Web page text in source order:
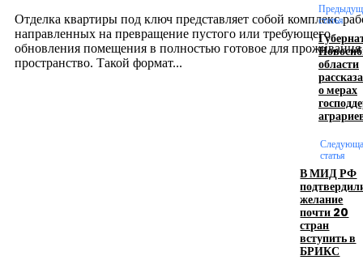
Отделка квартиры под ключ представляет собой комплекс
направленных на превращение пустого или требующего
обновления помещения в полностью готовое для проживания
пространство. Такой формат...
Девушка в бокале: легендарный номер бурлеска
статья
области
о мерах
статья
В МИД РФ
желание
почти 20
стран
вступить в
БРИКС